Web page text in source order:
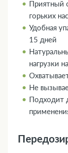
Приятный
горьких
Удобная
15 дней
нагрузки
Не
Подходит